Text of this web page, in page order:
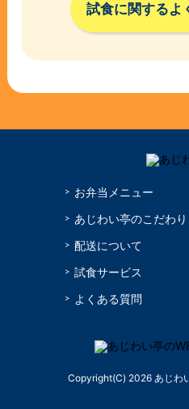
試食に関するよ
お弁当メニュー
あじわい亭のこだわり
配送について
試食サービス
よくある質問
Copyright(C) 2026 あじわ